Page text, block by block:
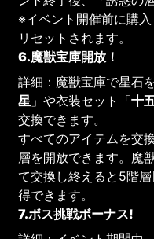
※イベント開催前に購
リセットされます。
6.魔獣宝庫開放！
詳細：魔獣宝庫で星石
星 」や衣装セット「十
交換できます。
すべてのアイテムを交
層を開放できます。魔
て交換し終えると5階
得できます。
7.ボス挑戦ボーナス!